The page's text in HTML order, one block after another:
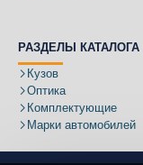
РАЗДЕЛЫ КАТАЛОГА
Кузов
Оптика
Комплектующие
Марки автомобилей